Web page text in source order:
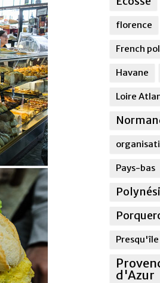
florence
French
Havane
Loire
Pays-bas
Presqu'île
d'Azur